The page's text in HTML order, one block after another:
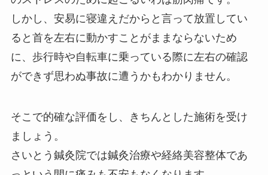
しかし、安易に寝違えだからと言って放置してい
ると首を左右に動かすことがままならないため
に、歩行時や自転車に乗っている際に左右の確認
ができず思わぬ事故に遭うかもわかりません。
そこで的確な評価をし、きちんとした施術を受け
ましょう。
さいとう鍼灸院では鍼灸治療や経絡美容整体であ